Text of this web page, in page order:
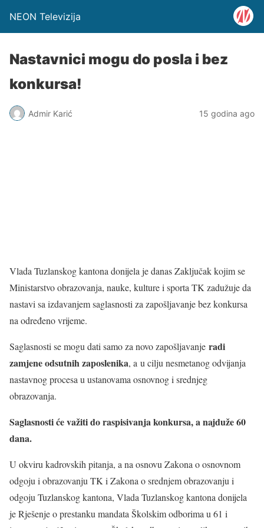
NEON Televizija
Nastavnici mogu do posla i bez
konkursa!
Admir Karić 15 godina ago
Vlada Tuzlanskog kantona donijela je danas Zaključak kojim se
Ministarstvo obrazovanja, nauke, kulture i sporta TK zadužuje da
nastavi sa izdavanjem saglasnosti za zapošljavanje bez konkursa
na određeno vrijeme.
Saglasnosti se mogu dati samo za novo zapošljavanje radi
zamjene odsutnih zaposlenika, a u cilju nesmetanog odvijanja
nastavnog procesa u ustanovama osnovnog i srednjeg
obrazovanja.
Saglasnosti će važiti do raspisivanja konkursa, a najduže 60
dana.
U okviru kadrovskih pitanja, a na osnovu Zakona o osnovnom
odgoju i obrazovanju TK i Zakona o srednjem obrazovanju i
odgoju Tuzlanskog kantona, Vlada Tuzlanskog kantona donijela
je Rješenje o prestanku mandata Školskim odborima u 61 i